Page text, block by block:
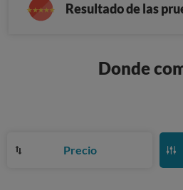
Resultado de las
Donde
Precio